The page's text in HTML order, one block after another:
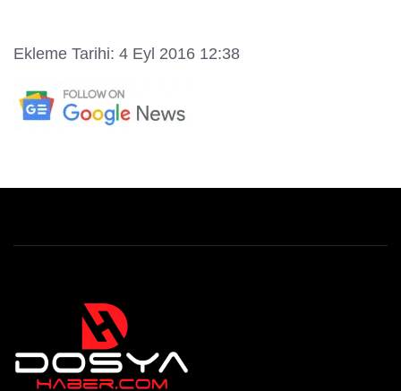
Ekleme Tarihi: 4 Eyl 2016 12:38